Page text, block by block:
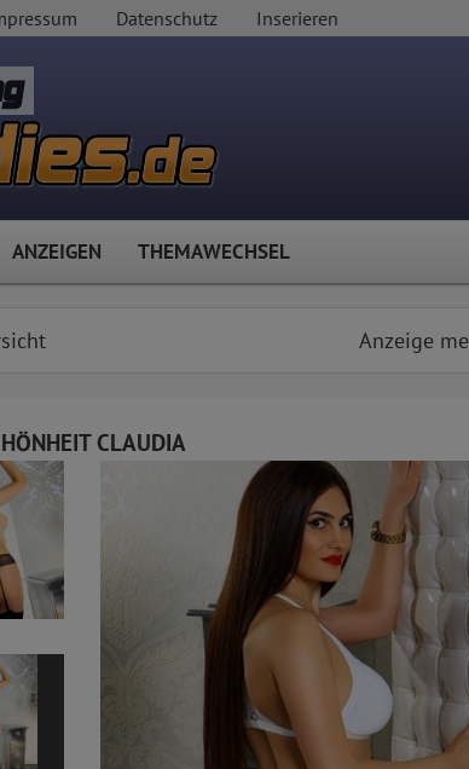
Datenschutz Inserieren
ANZEIGEN THEMAWECHSEL
Anzeige
CLAUDIA